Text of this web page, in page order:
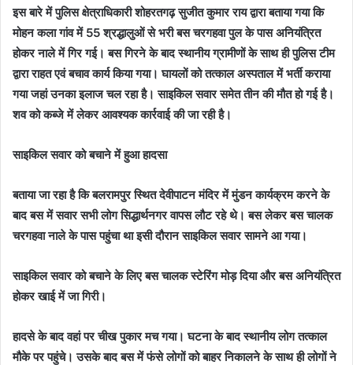
इस बारे में पुलिस क्षेत्राधिकारी शोहरतगढ़ सुजीत कुमार राय द्वारा बताया गया कि
मोहन कला गांव में 55 श्रद्धालुओं से भरी बस चरगहवा पुल के पास अनियंत्रित
होकर नाले में गिर गई। बस गिरने के बाद स्थानीय ग्रामीणों के साथ ही पुलिस टीम
द्वारा राहत एवं बचाव कार्य किया गया। घायलों को तत्काल अस्पताल में भर्ती कराया
गया जहां उनका इलाज चल रहा है। साइकिल सवार समेत तीन की मौत हो गई है।
शव को कब्जे में लेकर आवश्यक कार्रवाई की जा रही है।
साइकिल सवार को बचाने में हुआ हादसा
बताया जा रहा है कि बलरामपुर स्थित देवीपाटन मंदिर में मुंडन कार्यक्रम करने के
बाद बस में सवार सभी लोग सिद्धार्थनगर वापस लौट रहे थे। बस लेकर बस चालक
चरगहवा नाले के पास पहुंचा था इसी दौरान साइकिल सवार सामने आ गया।
साइकिल सवार को बचाने के लिए बस चालक स्टेरिंग मोड़ दिया और बस अनियंत्रित
होकर खाई में जा गिरी।
हादसे के बाद वहां पर चीख पुकार मच गया। घटना के बाद स्थानीय लोग तत्काल
मौके पर पहुंचे। उसके बाद बस में फंसे लोगों को बाहर निकालने के साथ ही लोगों ने